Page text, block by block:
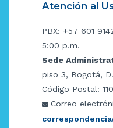
Atención al
PBX: +57 601
5:00 p.m.
Sede
piso 3, Bogotá,
Código Postal:
Correo